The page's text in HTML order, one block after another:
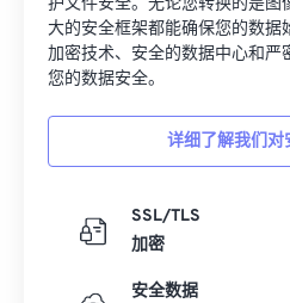
护文件安全。无论您转换的是图
大的安全框架都能确保您的数据
加密技术、安全的数据中心和严
您的数据安全。
详细了解我们对
SSL/TLS
加密
安全数据